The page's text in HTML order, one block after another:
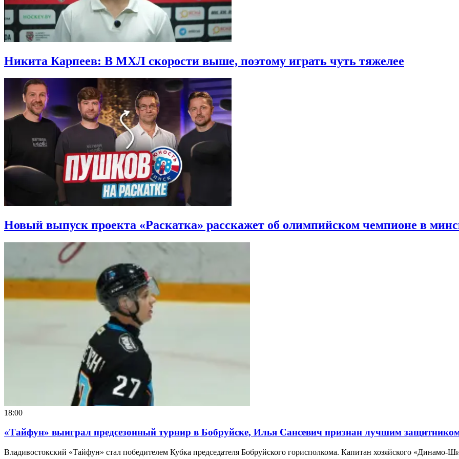
Никита Карпеев: В МХЛ скорости выше, поэтому играть чуть тяжелее
Новый выпуск проекта «Раскатка» расскажет об олимпийском чемпионе в
18:00
«Тайфун» выиграл предсезонный турнир в Бобруйске, Илья Сансевич признан лучшим
Владивостокский «Тайфун» стал победителем Кубка председателя Бобруйского горисполкома. Капитан хозяйского